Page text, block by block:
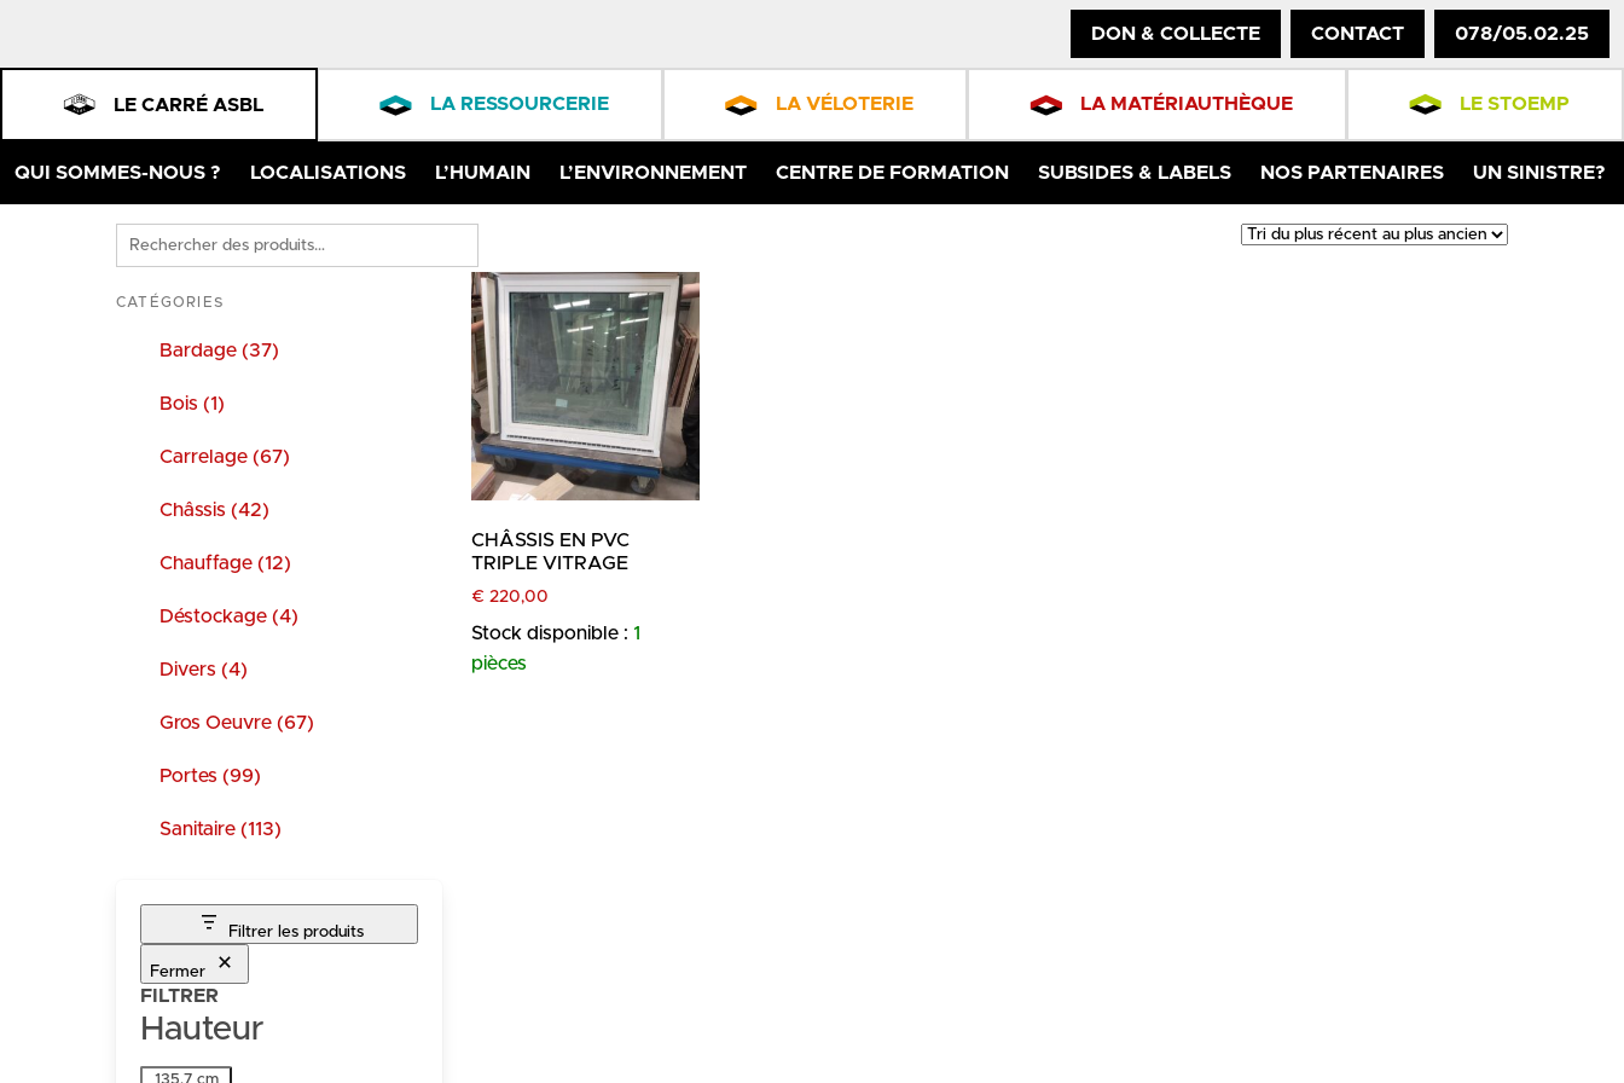
DON & COLLECTE CONTACT 078/05.02.25
LE CARRÉ ASBL LA RESSOURCERIE LA VÉLOTERIE LA MATÉRIAUTHÈQUE LE STOEMP
QUI SOMMES-NOUS ? LOCALISATIONS L’HUMAIN L’ENVIRONNEMENT CENTRE DE FORMATION SUBSIDES & LABELS NOS PARTENAIRES UN SINISTRE?
Rechercher
des
produits
CATÉGORIES
Bardage (37)
Bois (1)
Carrelage (67)
Châssis (42)
Chauffage (12)
Déstockage (4)
Divers (4)
Gros Oeuvre (67)
Portes (99)
Sanitaire (113)
Filtrer les produits
Fermer
FILTRER
Hauteur
Hauteur
CHÂSSIS EN PVC
TRIPLE VITRAGE
€ 220,00
Stock disponible : 1
pièces